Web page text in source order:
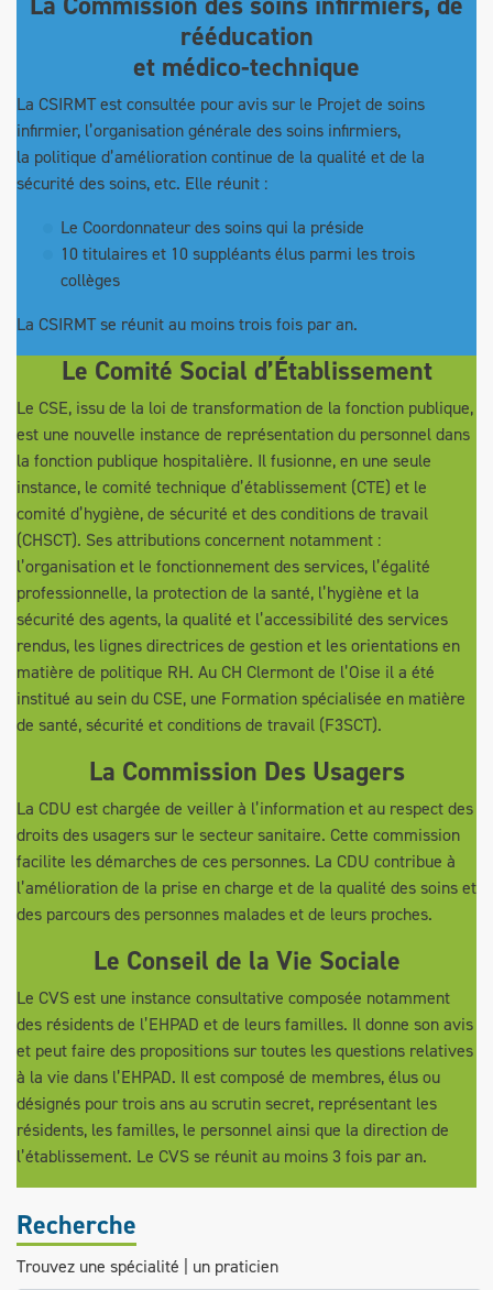
rééducation
et médico-technique
La CSIRMT est consultée pour avis sur le Projet de soins
infirmier, l’organisation générale des soins infirmiers,
la politique d’amélioration continue de la qualité et de la
sécurité des soins, etc. Elle réunit :
Le Coordonnateur des soins qui la préside
10 titulaires et 10 suppléants élus parmi les trois
collèges
La CSIRMT se réunit au moins trois fois par an.
Le Comité Social d’Établissement
Le CSE, issu de la loi de transformation de la fonction publique,
est une nouvelle instance de représentation du personnel dans
la fonction publique hospitalière. Il fusionne, en une seule
instance, le comité technique d’établissement (CTE) et le
comité d’hygiène, de sécurité et des conditions de travail
(CHSCT). Ses attributions concernent notamment :
l’organisation et le fonctionnement des services, l’égalité
professionnelle, la protection de la santé, l’hygiène et la
sécurité des agents, la qualité et l’accessibilité des services
rendus, les lignes directrices de gestion et les orientations en
matière de politique RH. Au CH Clermont de l’Oise il a été
institué au sein du CSE, une Formation spécialisée en matière
de santé, sécurité et conditions de travail (F3SCT).
La Commission Des Usagers
La CDU est chargée de veiller à l’information et au respect des
droits des usagers sur le secteur sanitaire. Cette commission
facilite les démarches de ces personnes. La CDU contribue à
l’amélioration de la prise en charge et de la qualité des soins et
des parcours des personnes malades et de leurs proches.
Le Conseil de la Vie Sociale
Le CVS est une instance consultative composée notamment
des résidents de l’EHPAD et de leurs familles. Il donne son avis
et peut faire des propositions sur toutes les questions relatives
à la vie dans l’EHPAD. Il est composé de membres, élus ou
désignés pour trois ans au scrutin secret, représentant les
résidents, les familles, le personnel ainsi que la direction de
l’établissement. Le CVS se réunit au moins 3 fois par an.
Recherche
Trouvez une spécialité | un praticien